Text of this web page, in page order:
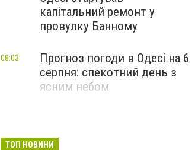
капітальний ремонт у
провулку Банному
Прогноз погоди в Одесі на 6
серпня: спекотний день з
ясним небом
08:03
ТОП НОВИНИ